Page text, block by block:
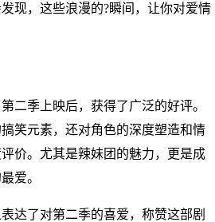
现，这些浪漫的?瞬间，让你对爱情
二季上映后，获得了广泛的好评。
笑元素，还对角色的深度塑造和情
价。尤其是辣妹团的魅力，更是成
爱。
达了对第二季的喜爱，称赞这部剧